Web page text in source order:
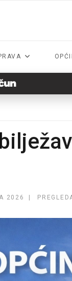
2026